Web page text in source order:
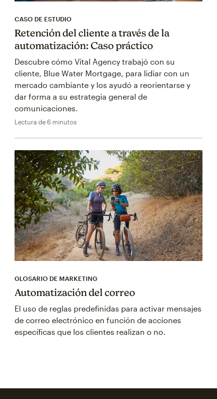
CASO DE ESTUDIO
Retención del cliente a través de la
automatización: Caso práctico
Descubre cómo Vital Agency trabajó con su
cliente, Blue Water Mortgage, para lidiar con un
mercado cambiante y los ayudó a reorientarse y
dar forma a su estrategia general de
comunicaciones.
Lectura de 6 minutos
GLOSARIO DE MARKETING
Automatización del correo
El uso de reglas predefinidas para activar mensajes
de correo electrónico en función de acciones
específicas que los clientes realizan o no.